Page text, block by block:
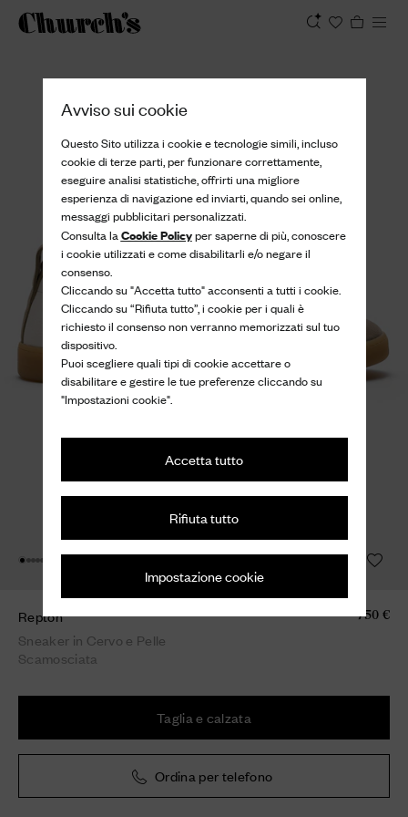
Avviso sui cookie
Questo Sito utilizza i cookie e tecnologie simili, incluso
cookie di terze parti, per funzionare correttamente,
eseguire analisi statistiche, offrirti una migliore
esperienza di navigazione ed inviarti, quando sei online,
messaggi pubblicitari personalizzati.
Consulta la Cookie Policyper saperne di più, conoscere
i cookie utilizzati e come disabilitarli e/o negare il
consenso.
Cliccando su "Accetta tutto" acconsenti a tutti i cookie.
Cliccando su “Rifiuta tutto”, i cookie per i quali è
richiesto il consenso non verranno memorizzati sul tuo
dispositivo.
Puoi scegliere quali tipi di cookie accettare o
disabilitare e gestire le tue preferenze cliccando su
"Impostazioni cookie".
Accetta tutto
Rifiuta tutto
Impostazione cookie
Repton
Sneaker in Cervo e Pelle
Scamosciata
750 €
Taglia e calzata
Ordina per telefono